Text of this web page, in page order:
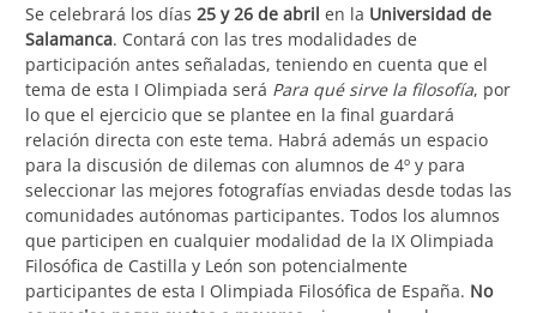
Se celebrará los días 25 y 26 de abril en la Universidad de
Salamanca. Contará con las tres modalidades de
participación antes señaladas, teniendo en cuenta que el
tema de esta I Olimpiada será Para qué sirve la filosofía, por
lo que el ejercicio que se plantee en la final guardará
relación directa con este tema. Habrá además un espacio
para la discusión de dilemas con alumnos de 4º y para
seleccionar las mejores fotografías enviadas desde todas las
comunidades autónomas participantes. Todos los alumnos
que participen en cualquier modalidad de la IX Olimpiada
Filosófica de Castilla y León son potencialmente
participantes de esta I Olimpiada Filosófica de España. No